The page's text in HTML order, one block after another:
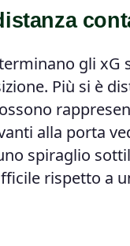
gli xG
Più si è
alla porta
spiraglio
rispetto a